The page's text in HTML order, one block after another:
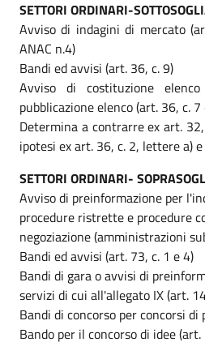
SETTORI ORDINARI-
Avviso di indagini di mercato
ANAC n.4)
Bandi ed avvisi (art. 36, c. 9)
Avviso di costituzione
pubblicazione elenco (art. 36, c.
Determina a contrarre ex art.
ipotesi ex art. 36, c. 2, lettere a) e
SETTORI ORDINARI-
Avviso di preinformazione per
procedure ristrette e procedure
negoziazione (amministrazioni
Bandi ed avvisi (art. 73, c. 1 e 4)
Bandi di gara o avvisi di
servizi di cui all'allegato IX (art.
Bandi di concorso per concorsi
Bando per il concorso di idee